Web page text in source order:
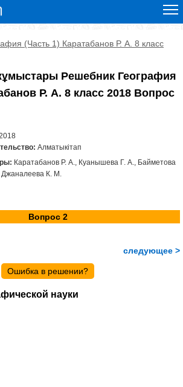
(Часть 1) Каратабанов Р. А. 8 класс
Решебник География
Р. А. 8 класс 2018 Вопрос
Алматыкітап
Каратабанов Р. А., Куанышева Г. А., Байметова
К. М.
Вопрос 2
следующее >
Ошибка в решении?
науки